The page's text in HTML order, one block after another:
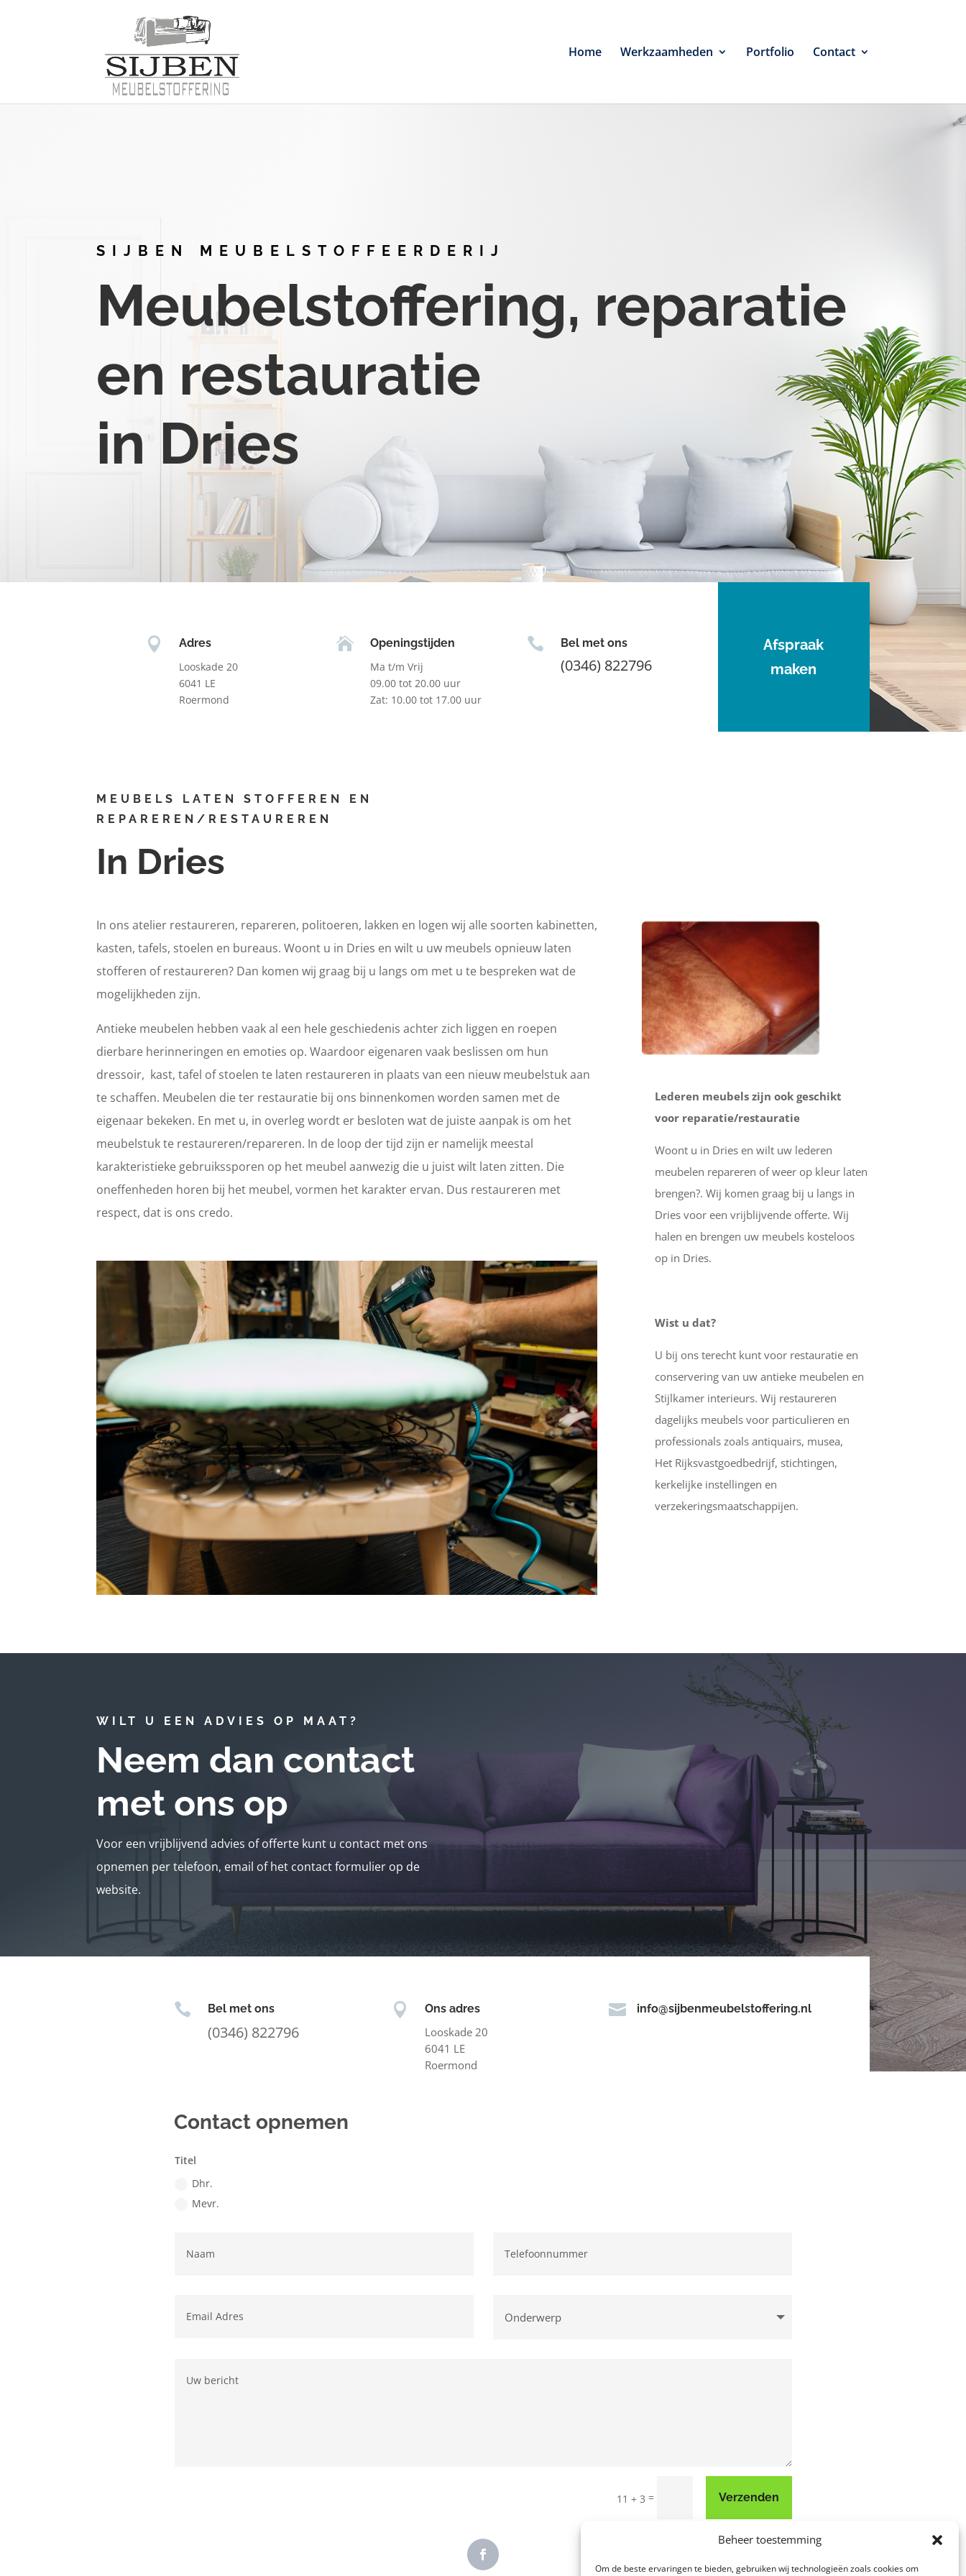
Beheer toestemming
Om de beste ervaringen te bieden, gebruiken wij technologieën zoals cookies om
Home Werkzaamheden Portfolio Contact
SIJBEN MEUBELSTOFFEERDERIJ
Meubelstoffering, reparatie
en restauratie
in Dries

Adres
Looskade 20
6041 LE
Roermond

Openingstijden
Ma t/m Vrij
09.00 tot 20.00 uur
Zat: 10.00 tot 17.00 uur
 Bel met ons
(0346) 822796
Afspraak
maken
MEUBELS LATEN STOFFEREN EN
REPAREREN/RESTAUREREN
In Dries
In ons atelier restaureren, repareren, politoeren, lakken en logen wij alle soorten kabinetten,
kasten, tafels, stoelen en bureaus. Woont u in Dries en wilt u uw meubels opnieuw laten
stofferen of restaureren? Dan komen wij graag bij u langs om met u te bespreken wat de
mogelijkheden zijn.
Antieke meubelen hebben vaak al een hele geschiedenis achter zich liggen en roepen
dierbare herinneringen en emoties op. Waardoor eigenaren vaak beslissen om hun
dressoir, kast, tafel of stoelen te laten restaureren in plaats van een nieuw meubelstuk aan
te schaffen. Meubelen die ter restauratie bij ons binnenkomen worden samen met de
eigenaar bekeken. En met u, in overleg wordt er besloten wat de juiste aanpak is om het
meubelstuk te restaureren/repareren. In de loop der tijd zijn er namelijk meestal
karakteristieke gebruikssporen op het meubel aanwezig die u juist wilt laten zitten. Die
oneffenheden horen bij het meubel, vormen het karakter ervan. Dus restaureren met
respect, dat is ons credo.
Lederen meubels zijn ook geschikt
voor reparatie/restauratie
Woont u in Dries en wilt uw lederen
meubelen repareren of weer op kleur laten
brengen?. Wij komen graag bij u langs in
Dries voor een vrijblijvende offerte. Wij
halen en brengen uw meubels kosteloos
op in Dries.
Wist u dat?
U bij ons terecht kunt voor restauratie en
conservering van uw antieke meubelen en
Stijlkamer interieurs. Wij restaureren
dagelijks meubels voor particulieren en
professionals zoals antiquairs, musea,
Het Rijksvastgoedbedrijf, stichtingen,
kerkelijke instellingen en
verzekeringsmaatschappijen.
WILT U EEN ADVIES OP MAAT?
Neem dan contact
met ons op
Voor een vrijblijvend advies of offerte kunt u contact met ons
opnemen per telefoon, email of het contact formulier op de
website.
 Bel met ons
(0346) 822796
 Ons adres
Looskade 20
6041 LE
Roermond
 info@sijbenmeubelstoffering.nl
Contact opnemen
Titel
Dhr.
Mevr.
11 + 3 = Verzenden